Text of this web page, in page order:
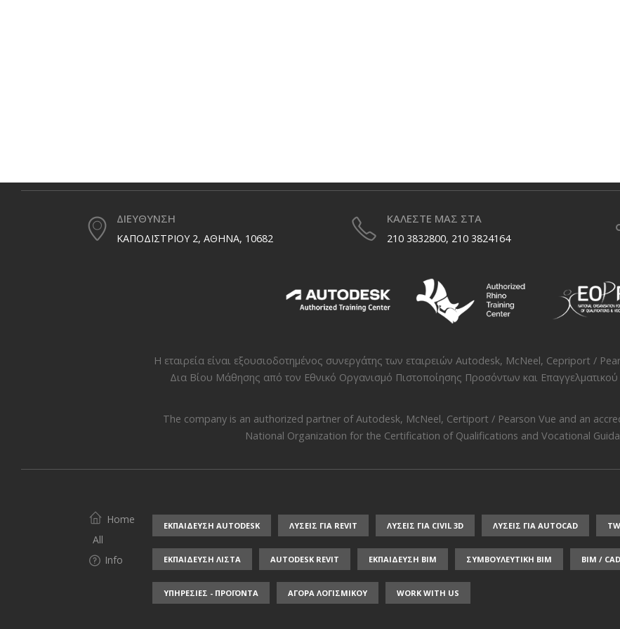
ΔΙΕΥΘΥΝΣΗ
ΚΑΠΟΔΙΣΤΡΙΟΥ 2, ΑΘΗΝΑ, 10682
ΚΑΛΕΣΤΕ ΜΑΣ ΣΤΑ
210 3832800, 210 3824164
Η εταιρεία είναι εξουσιοδοτημένος συνεργάτης των εταιρειών Autodesk, McNeel, Cepriport /
Δια Βίου Μάθησης από τον Εθνικό Οργανισμό Πιστοποίησης Προσόντων και
The company is an authorized partner ofAutodesk, McNeel, Certiport / Pearson Vue and an
National Organization for the Certification of Qualifications and Vocational
Home
All
Info
ΕΚΠΑΙΔΕΥΣΗ AUTODESK ΛΥΣΕΙΣ ΓΙΑ REVIT ΛΥΣΕΙΣ ΓΙΑ CIVIL 3D ΛΥΣΕΙΣ ΓΙΑ AUTOCAD
ΕΚΠΑΙΔΕΥΣΗ ΛΙΣΤΑ AUTODESK REVIT ΕΚΠΑΙΔΕΥΣΗ ΒΙΜ ΣΥΜΒΟΥΛΕΥΤΙΚΗ ΒΙΜ BIM /
ΥΠΗΡΕΣΙΕΣ - ΠΡΟΪΟΝΤΑ ΑΓΟΡΑ ΛΟΓΙΣΜΙΚΟΥ WORK WITH US